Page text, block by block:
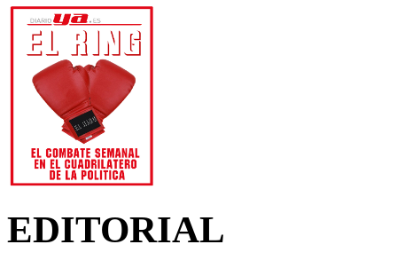
EDITORIAL